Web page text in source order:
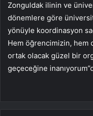
Zonguldak ilinin ve
dönemlere göre
yönüyle koordinasyon
Hem öğrencimizin, hem
ortak olacak güzel bir
geçeceğine